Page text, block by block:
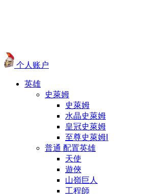
个人账户
英雄
史萊姆
史萊姆
水晶史萊姆
皇冠史萊姆
至尊史萊姆Ⅰ
普通 配置英雄
天使
遊俠
山嶺巨人
工程師